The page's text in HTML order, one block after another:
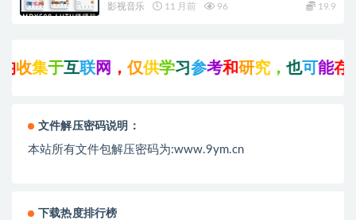
影视音乐 11 月前 96 19.9
集于互联 网， 仅 供学习参 考和研究，也 可能 存在
文件解压密码说明：
本站所有文件包解压密码为:www.9ym.cn
下载热度排行榜